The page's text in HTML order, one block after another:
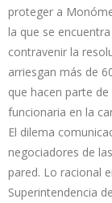
proteger a
la que se
contravenir la
arriesgan más de
que hacen parte
funcionaria en la
El dilema
negociadores de
pared. Lo racional
Superintendencia